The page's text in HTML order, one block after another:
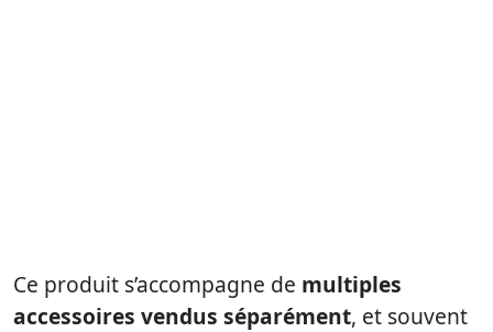
Ce produit s’accompagne de multiples
accessoires vendus séparément, et souvent